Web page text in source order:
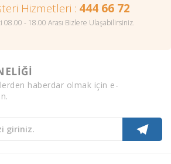
Hizmetleri : 444 66 72
08.00 - 18.00 Arası Bizlere Ulaşabilirsiniz.
haberdar olmak için e-